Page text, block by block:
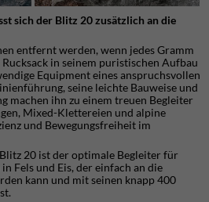
sich der Blitz 20 zusätzlich an die
entfernt werden, wenn jedes Gramm
in seinem puristischen Aufbau
Equipment eines anspruchsvollen
seine leichte Bauweise und
machen ihn zu einem treuen Begleiter
Mixed-Klettereien und alpine
und Bewegungsfreiheit im
20 ist der optimale Begleiter für
Fels und Eis, der einfach an die
kann und mit seinen knapp 400